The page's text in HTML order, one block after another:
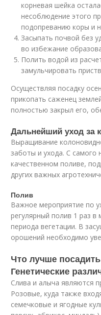
корневая шейка
несоблюдение этого
подопреванию коры и
Засыпать почвой без
во избежание
Полить водой из
замульчировать
Осуществляя посадку
прикопать саженец
полностью закрыл его,
Дальнейший уход за
Выращивание
заботы и ухода. С самого
качественном поливе,
других важных
Полив
Важное мероприятие по
регулярный полив 1 раз в
периода вегетации. В
орошений необходимо
Что лучше
Генетические
Слива и алыча являются
Розовые, куда также
семечковые и ягодные